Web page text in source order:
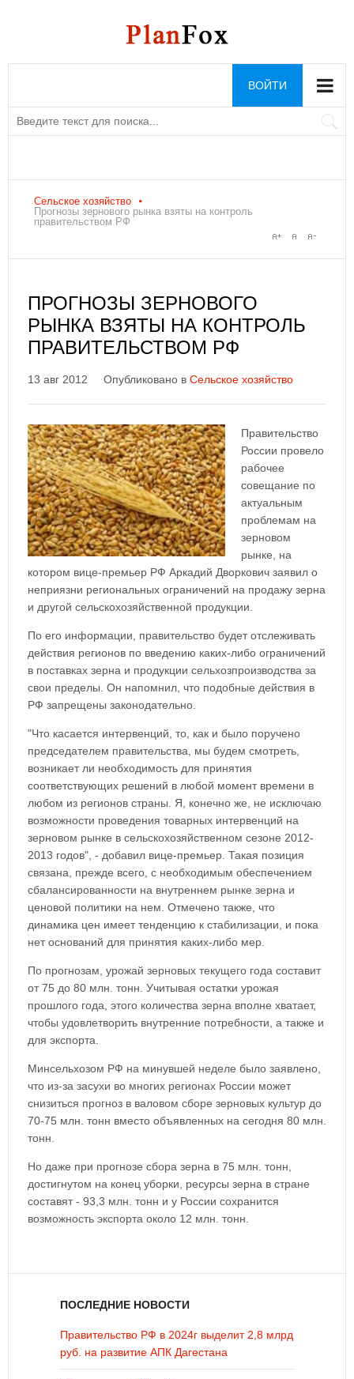
ВОЙТИ
Сельское хозяйство
Прогнозы зернового рынка взяты на контроль
правительством РФ
ПРОГНОЗЫ ЗЕРНОВОГО
РЫНКА ВЗЯТЫ НА КОНТРОЛЬ
ПРАВИТЕЛЬСТВОМ РФ
13 авг 2012 Опубликовано в Сельское хозяйство
Правительство
России провело
рабочее
совещание по
актуальным
проблемам на
зерновом
рынке, на
котором вице-премьер РФ Аркадий Дворкович заявил о
неприязни региональных ограничений на продажу зерна
и другой сельскохозяйственной продукции.
По его информации, правительство будет отслеживать
действия регионов по введению каких-либо ограничений
в поставках зерна и продукции сельхозпроизводства за
свои пределы. Он напомнил, что подобные действия в
РФ запрещены законодательно.
"Что касается интервенций, то, как и было поручено
председателем правительства, мы будем смотреть,
возникает ли необходимость для принятия
соответствующих решений в любой момент времени в
любом из регионов страны. Я, конечно же, не исключаю
возможности проведения товарных интервенций на
зерновом рынке в сельскохозяйственном сезоне 2012-
2013 годов", - добавил вице-премьер. Такая позиция
связана, прежде всего, с необходимым обеспечением
сбалансированности на внутреннем рынке зерна и
ценовой политики на нем. Отмечено также, что
динамика цен имеет тенденцию к стабилизации, и пока
нет оснований для принятия каких-либо мер.
По прогнозам, урожай зерновых текущего года составит
от 75 до 80 млн. тонн. Учитывая остатки урожая
прошлого года, этого количества зерна вполне хватает,
чтобы удовлетворить внутренние потребности, а также и
для экспорта.
Минсельхозом РФ на минувшей неделе было заявлено,
что из-за засухи во многих регионах России может
снизиться прогноз в валовом сборе зерновых культур до
70-75 млн. тонн вместо объявленных на сегодня 80 млн.
тонн.
Но даже при прогнозе сбора зерна в 75 млн. тонн,
достигнутом на конец уборки, ресурсы зерна в стране
составят - 93,3 млн. тонн и у России сохранится
возможность экспорта около 12 млн. тонн.
ПОСЛЕДНИЕ НОВОСТИ
Правительство РФ в 2024г выделит 2,8 млрд
руб. на развитие АПК Дагестана